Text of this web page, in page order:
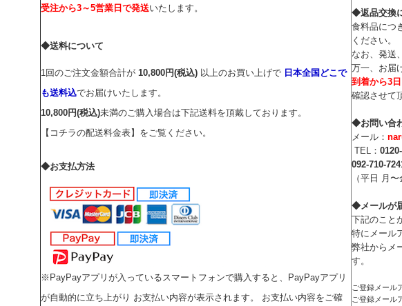
受注から3～5営業日で発送いたします。
◆送料について
1回のご注文金額合計が 10,800円(税込) 以上のお買い上げで 日本全国どこで
も送料込でお届けいたします。
10,800円(税込)未満のご購入場合は下記送料を頂戴しております。
【コチラの配送料金表】をご覧ください。
◆お支払方法
※PayPayアプリが入っているスマートフォンで購入すると、PayPayアプリ
が自動的に立ち上がり お支払い内容が表示されます。 お支払い内容をご確
◆返品交換
食料品につ
ください。
なお、発送
万一、お届
到着から3
確認させて
◆お問い合
メール：
TEL：
092-710-
（平日 月
◆メールが
下記のこと
特にメール
弊社からメ
す。
ご登録メール
ご登録メール